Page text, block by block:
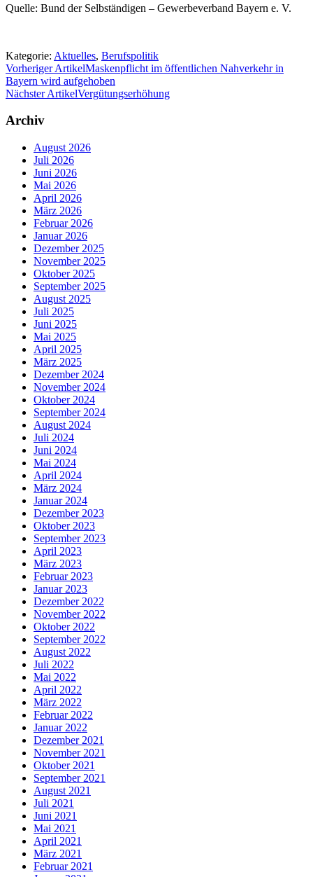
Quelle: Bund der Selbständigen – Gewerbeverband Bayern e. V.
Kategorie: Aktuelles, Berufspolitik
Vorheriger ArtikelMaskenpflicht im öffentlichen Nahverkehr in
Bayern wird aufgehoben
Nächster ArtikelVergütungserhöhung
Archiv
August 2026
Juli 2026
Juni 2026
Mai 2026
April 2026
März 2026
Februar 2026
Januar 2026
Dezember 2025
November 2025
Oktober 2025
September 2025
August 2025
Juli 2025
Juni 2025
Mai 2025
April 2025
März 2025
Dezember 2024
November 2024
Oktober 2024
September 2024
August 2024
Juli 2024
Juni 2024
Mai 2024
April 2024
März 2024
Januar 2024
Dezember 2023
Oktober 2023
September 2023
April 2023
März 2023
Februar 2023
Januar 2023
Dezember 2022
November 2022
Oktober 2022
September 2022
August 2022
Juli 2022
Mai 2022
April 2022
März 2022
Februar 2022
Januar 2022
Dezember 2021
November 2021
Oktober 2021
September 2021
August 2021
Juli 2021
Juni 2021
Mai 2021
April 2021
März 2021
Februar 2021